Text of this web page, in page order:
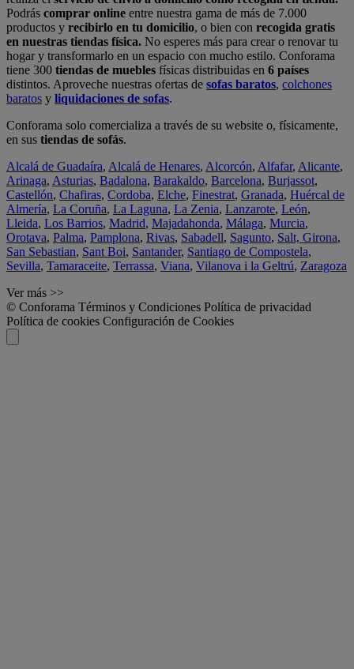
Podrás comprar online entre nuestra gama de más de 7.000
productos y recibirlo en tu domicilio, o bien con recogida gratis
en nuestras tiendas física. No esperes más para crear o renovar tu
hogar y transformarlo en un espacio con mucho estilo. Conforama
tiene 300 tiendas de muebles físicas distribuidas en 6 países
distintos. Aproveche nuestras ofertas de sofas baratos, colchones
baratos y liquidaciones de sofas.
Conforama solo comercializa a través de su website o, físicamente,
en sus tiendas de sofás.
Alcalá de Guadaíra, Alcalá de Henares, Alcorcón, Alfafar, Alicante,
Arinaga, Asturias, Badalona, Barakaldo, Barcelona, Burjassot,
Castellón, Chafiras, Cordoba, Elche, Finestrat, Granada, Huércal de
Almería, La Coruña, La Laguna, La Zenia, Lanzarote, León,
Lleida, Los Barrios, Madrid, Majadahonda, Málaga, Murcia,
Orotava, Palma, Pamplona, Rivas, Sabadell, Sagunto, Salt, Girona,
San Sebastian, Sant Boi, Santander, Santiago de Compostela,
Sevilla, Tamaraceite, Terrassa, Viana, Vilanova i la Geltrú, Zaragoza
Ver más >>
© Conforama Términos y Condiciones Política de privacidad
Política de cookies Configuración de Cookies